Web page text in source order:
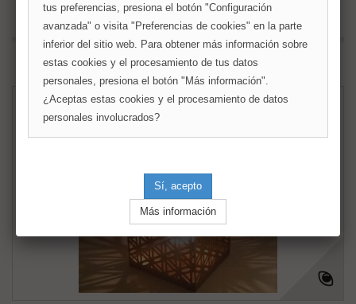
Fuera de stock
Añadir a la lista de deseos
tus preferencias, presiona el botón "Configuración
avanzada" o visita "Preferencias de cookies" en la parte
inferior del sitio web. Para obtener más información sobre
estas cookies y el procesamiento de tus datos
personales, presiona el botón "Más información".
¿Aceptas estas cookies y el procesamiento de datos
personales involucrados?